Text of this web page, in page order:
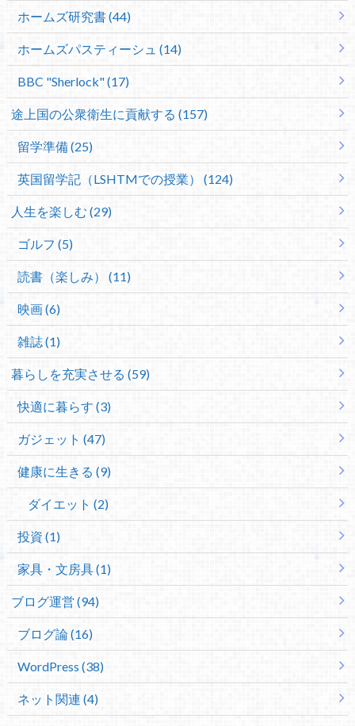
ホームズ研究書 (44)
ホームズパスティーシュ (14)
BBC "Sherlock" (17)
途上国の公衆衛生に貢献する (157)
留学準備 (25)
英国留学記（LSHTMでの授業） (124)
人生を楽しむ (29)
ゴルフ (5)
読書（楽しみ） (11)
映画 (6)
雑誌 (1)
暮らしを充実させる (59)
快適に暮らす (3)
ガジェット (47)
健康に生きる (9)
ダイエット (2)
投資 (1)
家具・文房具 (1)
ブログ運営 (94)
ブログ論 (16)
WordPress (38)
ネット関連 (4)